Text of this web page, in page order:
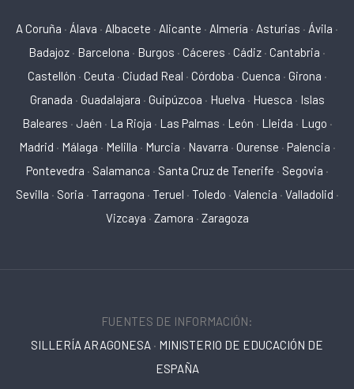
A Coruña · Álava · Albacete · Alicante · Almería · Asturias · Ávila ·
Badajoz · Barcelona · Burgos · Cáceres · Cádiz · Cantabria ·
Castellón · Ceuta · Ciudad Real · Córdoba · Cuenca · Girona ·
Granada · Guadalajara · Guipúzcoa · Huelva · Huesca · Islas
Baleares · Jaén · La Rioja · Las Palmas · León · Lleida · Lugo ·
Madrid · Málaga · Melilla · Murcia · Navarra · Ourense · Palencia ·
Pontevedra · Salamanca · Santa Cruz de Tenerife · Segovia ·
Sevilla · Soria · Tarragona · Teruel · Toledo · Valencia · Valladolid ·
Vizcaya · Zamora · Zaragoza
FUENTES DE INFORMACIÓN:
SILLERÍA ARAGONESA · MINISTERIO DE EDUCACIÓN DE
ESPAÑA